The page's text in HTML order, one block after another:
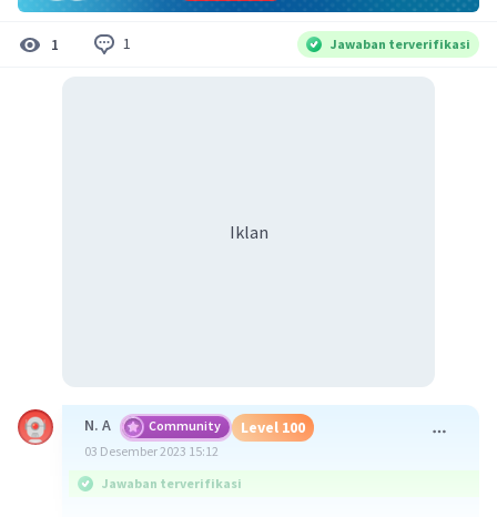
1 1 Jawaban terverifikasi
Iklan
N. A Community Level 100
03 Desember 2023 15:12
Jawaban terverifikasi